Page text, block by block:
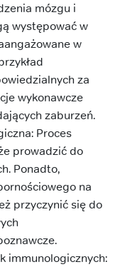
mózgu i
występować w
w
za
wykonawcze
zaburzeń.
Proces
prowadzić do
Ponadto,
na
przyczynić się do
immunologicznych: